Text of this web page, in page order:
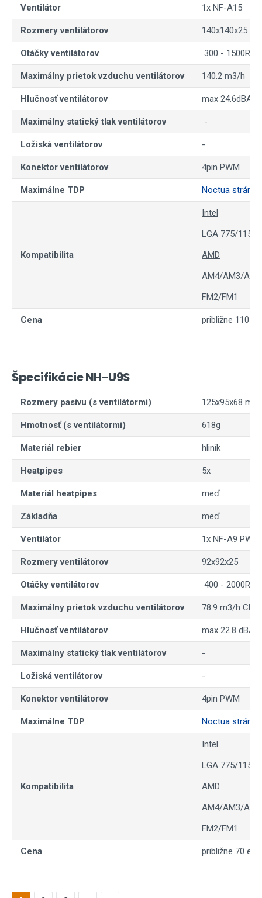
Ventilátor 1x NF-A15
Rozmery ventilátorov 140x140x25
Otáčky ventilátorov 300 -
Maximálny prietok vzduchu ventilátorov 140.2 m3/h
Hlučnosť ventilátorov max 24.6dBA
Maximálny statický tlak ventilátorov -
Ložiská ventilátorov -
Konektor ventilátorov 4pin PWM
Maximálne TDP Noctua stránka
Kompatibilita
Intel
LGA 775/
AMD
AM4/AM3/
FM2/FM1
Cena približne 110
Špecifikácie NH-U9S
Rozmery pasívu (s ventilátormi) 125x95x68
Hmotnosť (s ventilátormi) 618g
Materiál rebier hliník
Heatpipes 5x
Materiál heatpipes meď
Základňa meď
Ventilátor 1x NF-A9 PWM
Rozmery ventilátorov 92x92x25
Otáčky ventilátorov 400 -
Maximálny prietok vzduchu ventilátorov 78.9 m3/h CFM
Hlučnosť ventilátorov max 22.8 dBA
Maximálny statický tlak ventilátorov -
Ložiská ventilátorov -
Konektor ventilátorov 4pin PWM
Maximálne TDP Noctua stránka
Kompatibilita
Intel
LGA 775/
AMD
AM4/AM3/
FM2/FM1
Cena približne 70 eur